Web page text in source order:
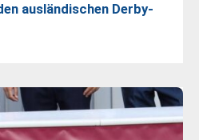
ausländischen Derby-